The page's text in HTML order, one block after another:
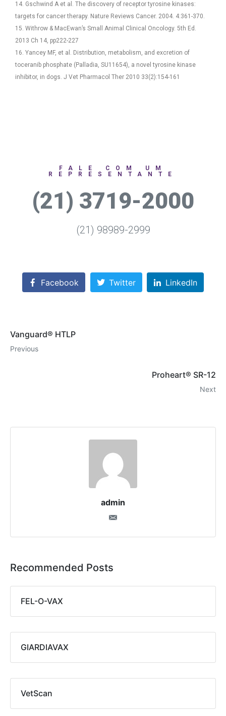
14. Gschwind A et al. The discovery of receptor tyrosine kinases:
targets for cancer therapy. Nature Reviews Cancer. 2004. 4:361-370.
15. Withrow & MacEwan’s Small Animal Clinical Oncology. 5th Ed.
2013 Ch 14, pp222-227
16. Yancey MF, et al. Distribution, metabolism, and excretion of
toceranib phosphate (Palladia, SU11654), a novel tyrosine kinase
inhibitor, in dogs. J Vet Pharmacol Ther 2010 33(2):154-161
FALE COM UM
REPRESENTANTE
(21) 3719-2000
(21) 98989-2999
Facebook Twitter LinkedIn
Vanguard® HTLP
Previous
Proheart® SR-12
Next
admin
Recommended Posts
FEL-O-VAX
GIARDIAVAX
VetScan